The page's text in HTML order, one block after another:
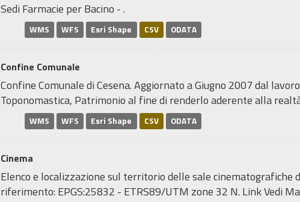
Sedi Farmacie per Bacino - .
WMS WFS Esri Shape CSV ODATA
Confine Comunale
Confine Comunale di Cesena. Aggiornato a Giugno 2007 dal
Toponomastica, Patrimonio al fine di renderlo aderente alla
WMS WFS Esri Shape CSV ODATA
Cinema
Elenco e localizzazione sul territorio delle sale cinematografiche
riferimento: EPGS:25832 - ETRS89/UTM zone 32 N. Link Vedi